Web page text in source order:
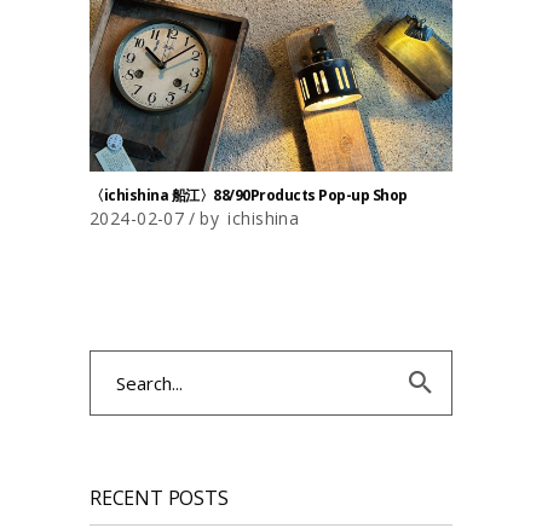
〈ichishina 船江〉88/90Products Pop-up Shop
2024-02-07 by ichishina
RECENT POSTS